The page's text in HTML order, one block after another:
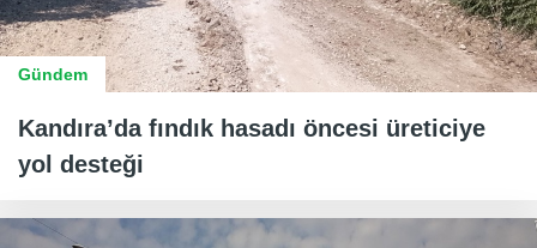
Gündem
Kandıra’da fındık hasadı öncesi üreticiye
yol desteği